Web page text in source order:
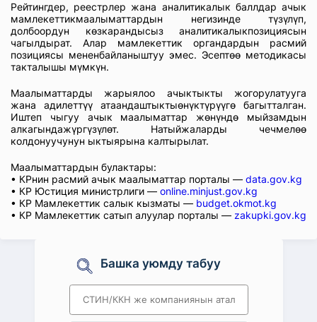
Рейтингдер, реестрлер жана аналитикалык баллдар ачык
мамлекеттикмаалыматтардын негизинде түзүлүп,
долбоордун көзкарандысыз аналитикалыкпозициясын
чагылдырат. Алар мамлекеттик органдардын расмий
позициясы мененбайланыштуу эмес. Эсептөө методикасы
такталышы мүмкүн.
Маалыматтарды жарыялоо ачыктыкты жогорулатууга
жана адилеттүү атаандаштыктыөнүктүрүүгө багытталган.
Иштеп чыгуу ачык маалыматтар жөнүндө мыйзамдын
алкагындажүргүзүлөт. Натыйжаларды чечмелөө
колдонуучунун ыктыярына калтырылат.
Маалыматтардын булактары:
• КРнин расмий ачык маалыматтар порталы — data.gov.kg
• КР Юстиция министрлиги — online.minjust.gov.kg
• КР Мамлекеттик салык кызматы — budget.okmot.kg
• КР Мамлекеттик сатып алуулар порталы — zakupki.gov.kg
Башка уюмду табуу